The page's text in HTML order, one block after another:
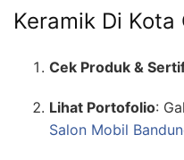
Keramik Di Kota
Cek Produk &
Lihat Portofolio:
Salon Mobil